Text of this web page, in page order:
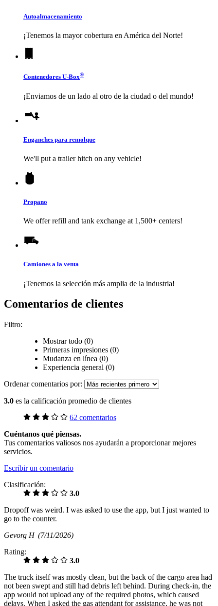
Autoalmacenamiento
¡Tenemos la mayor cobertura en América del Norte!
Contenedores U-Box®
¡Enviamos de un lado al otro de la ciudad o del mundo!
Enganches para remolque
We'll put a trailer hitch on any vehicle!
Propano
We offer refill and tank exchange at 1,500+ centers!
Camiones a la venta
¡Tenemos la selección más amplia de la industria!
Comentarios de clientes
Filtro:
Mostrar todo (0)
Primeras impresiones (0)
Mudanza en línea (0)
Experiencia general (0)
Ordenar comentarios por:
3.0 es la calificación promedio de clientes
62 comentarios
Cuéntanos qué piensas.
Tus comentarios valiosos nos ayudarán a proporcionar mejores
servicios.
Escribir un comentario
Clasificación:
3.0
Dropoff was weird. I was asked to use the app, but I just wanted to
go to the counter.
Gevorg H (7/11/2026)
Rating:
3.0
The truck itself was mostly clean, but the back of the cargo area had
not been swept and still had debris left behind. During check‑in, the
app would not upload any of the required photos, which caused
delays. When I asked the gas attendant for assistance, he was not